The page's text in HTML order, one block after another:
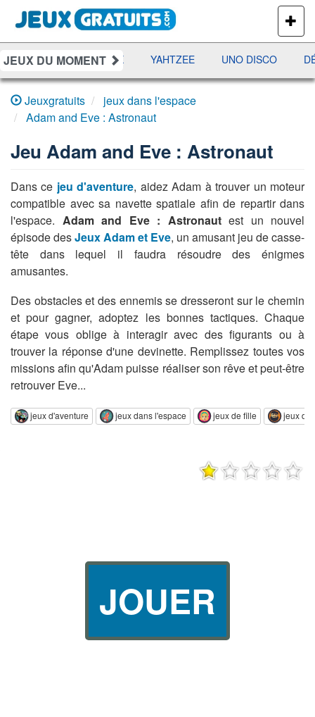
PLUS
DE
JEUX
JEUX DU MOMENT
RAMI JETX YAHTZEE UNO DISCO
Jeuxgratuits
jeux dans l'espace
Adam and Eve : Astronaut
Jeu Adam and Eve : Astronaut
Dans ce jeu d'aventure, aidez Adam à trouver un moteur
compatible avec sa navette spatiale afin de repartir dans
l'espace. Adam and Eve : Astronautest un nouvel
épisode desJeux Adam et Eve, un amusant jeu de casse-
tête dans lequel il faudra résoudre des énigmes
amusantes.
Des obstacles et des ennemis se dresseront sur le chemin
et pour gagner, adoptez les bonnes tactiques. Chaque
étape vous oblige à interagir avec des figurants ou à
trouver la réponse d'une devinette. Remplissez toutes vos
missions afin qu'Adam puisse réaliser son rêve et peut-être
retrouver Eve...
jeux d'aventure jeux dans l'espace jeux de fille jeux de
JOUER